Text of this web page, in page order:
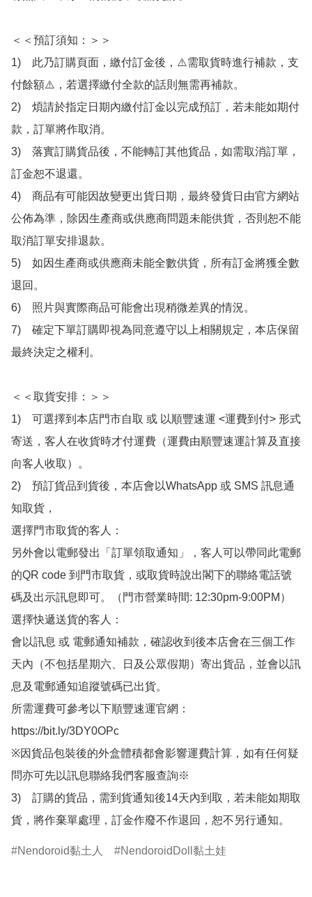
＜＜預訂須知：＞＞
1)　此乃訂購頁面，繳付訂金後，⚠️需取貨時進行補款，支
付餘額⚠️，若選擇繳付全款的話則無需再補款。
2)　煩請於指定日期內繳付訂金以完成預訂，若未能如期付
款，訂單將作取消。
3)　落實訂購貨品後，不能轉訂其他貨品，如需取消訂單，
訂金恕不退還。
4)　商品有可能因故變更出貨日期，最終發貨日由官方網站
公佈為準，除因生產商或供應商問題未能供貨，否則恕不能
取消訂單安排退款。
5)　如因生產商或供應商未能全數供貨，所有訂金將獲全數
退回。
6)　照片與實際商品可能會出現稍微差異的情況。
7)　確定下單訂購即視為同意遵守以上相關規定，本店保留
最終決定之權利。
＜＜取貨安排：＞＞
1)　可選擇到本店門市自取 或 以順豐速運 <運費到付> 形式
寄送，客人在收貨時才付運費（運費由順豐速運計算及直接
向客人收取）。
2)　預訂貨品到貨後，本店會以WhatsApp 或 SMS 訊息通
知取貨，
選擇門市取貨的客人：
另外會以電郵發出「訂單領取通知」，客人可以帶同此電郵
的QR code 到門市取貨，或取貨時說出閣下的聯絡電話號
碼及出示訊息即可。（門市營業時間: 12:30pm-9:00PM）
選擇快遞送貨的客人：
會以訊息 或 電郵通知補款，確認收到後本店會在三個工作
天內（不包括星期六、日及公眾假期）寄出貨品，並會以訊
息及電郵通知追蹤號碼已出貨。
所需運費可參考以下順豐速運官網：
https://bit.ly/3DY0OPc
※因貨品包裝後的外盒體積都會影響運費計算，如有任何疑
問亦可先以訊息聯絡我們客服查詢※
3)　訂購的貨品，需到貨通知後14天內到取，若未能如期取
貨，將作棄單處理，訂金作廢不作退回，恕不另行通知。
Nendoroid黏土人 NendoroidDoll黏土娃